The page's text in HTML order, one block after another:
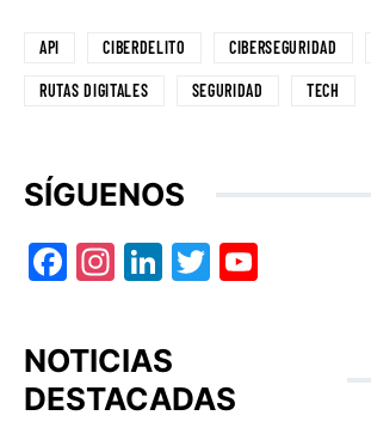
API CIBERDELITO CIBERSEGURIDAD
RUTAS DIGITALES SEGURIDAD TECH
SÍGUENOS
Facebook
Instagram
LinkedIn
Twitter
NOTICIAS
DESTACADAS